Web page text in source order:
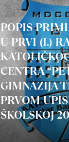
POPIS
U PRVI (I.)
CENTRA
GIMNAZIJA
PRVOM
ŠKOLSKOJ